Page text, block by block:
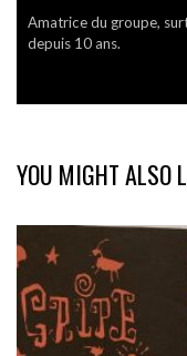
Amatrice du groupe,
depuis 10 ans.
YOU MIGHT ALSO